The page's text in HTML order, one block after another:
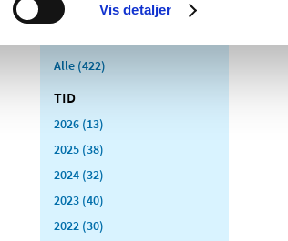
Vis detaljer
Alle (422)
TID
2026 (13)
2025 (38)
2024 (32)
2023 (40)
2022 (30)